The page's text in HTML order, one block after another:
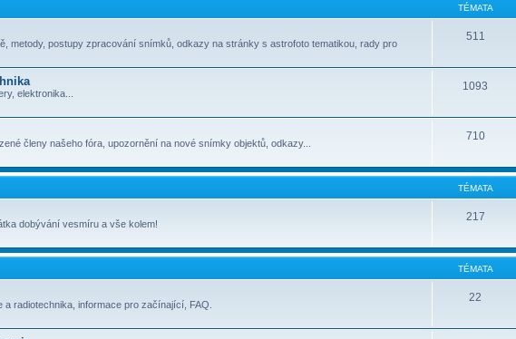
TÉMATA
metody, postupy zpracování snímků, odkazy na stránky s astrofoto tematikou, rady pro
511
elektronika...
1093
členy našeho fóra, upozornění na nové snímky objektů, odkazy...
710
TÉMATA
dobývání vesmíru a vše kolem!
217
TÉMATA
a radiotechnika, informace pro začínající, FAQ.
22